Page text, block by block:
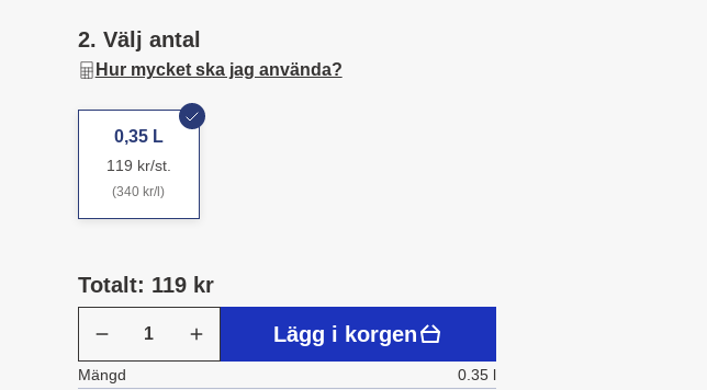
2. Välj antal
Hur mycket ska jag använda?
0,35 L
119 kr/st.
(340 kr/l)
Totalt: 119 kr
Lägg i korgen
Mängd
0.35 l